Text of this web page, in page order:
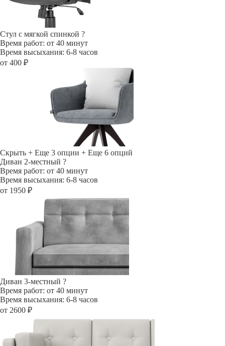
Стул с мягкой спинкой ?
Время работ: от 40 минут
Время высыхания: 6-8 часов
от 400 ₽
Скрыть + Еще 3 опции + Еще 6 опций
Диван 2-местный ?
Время работ: от 40 минут
Время высыхания: 6-8 часов
от 1950 ₽
Диван 3-местный ?
Время работ: от 40 минут
Время высыхания: 6-8 часов
от 2600 ₽